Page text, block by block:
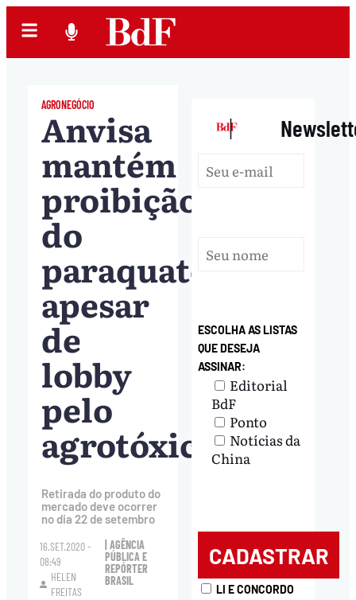
AGRONEGÓCIO
Anvisa
mantém
proibição
do
paraquate
apesar
de
lobby
pelo
agrotóxico
Retirada do produto do
mercado deve ocorrer
no dia 22 de setembro
16.SET.2020 -
08:49
HELEN
FREITAS
| AGÊNCIA
PÚBLICA E
REPÓRTER
BRASIL
|
ESCOLHA AS LISTAS
QUE DESEJA
ASSINAR:
Editorial
BdF
Ponto
Notícias da
China
LI E CONCORDO